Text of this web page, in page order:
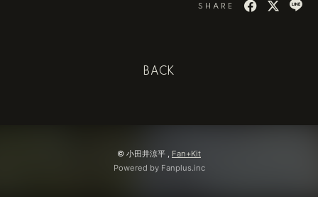
SHARE
BACK
© 小田井涼平 , Fan+Kit
Powered by Fanplus.inc